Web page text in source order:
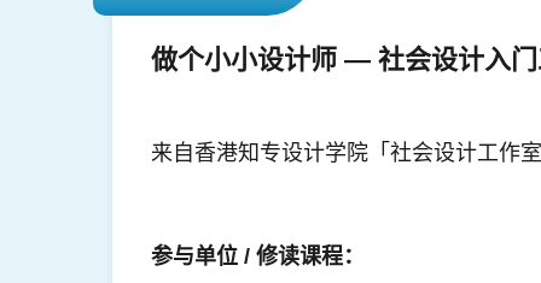
做个小小设计师 — 社会设计入
来自香港知专设计学院「社会设计工作
参与单位 / 修读课程：